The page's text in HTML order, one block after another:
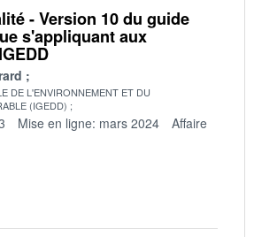
- Version 10 du guide
s'appliquant aux
DE L'ENVIRONNEMENT ET DU
(IGEDD)
Mise en ligne: mars 2024
Affaire